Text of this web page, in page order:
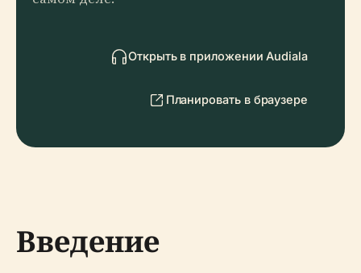
Открыть в приложении Audiala
Планировать в браузере
Введение